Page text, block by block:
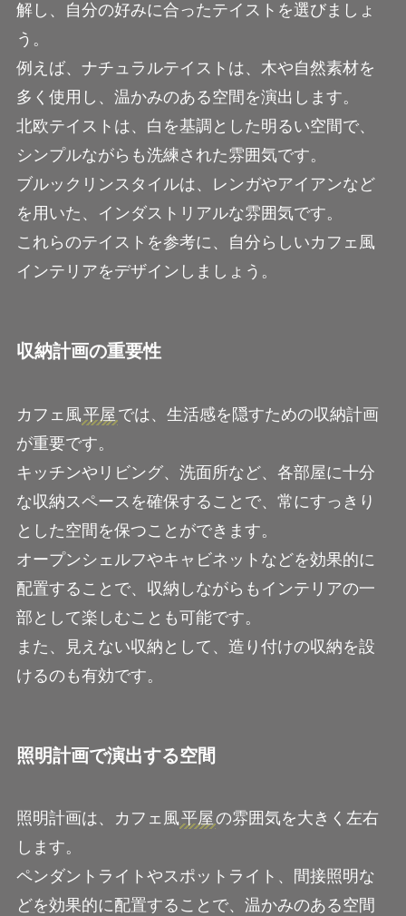
解し、自分の好みに合ったテイストを選びましょ
う。
例えば、ナチュラルテイストは、木や自然素材を
多く使用し、温かみのある空間を演出します。
北欧テイストは、白を基調とした明るい空間で、
シンプルながらも洗練された雰囲気です。
ブルックリンスタイルは、レンガやアイアンなど
を用いた、インダストリアルな雰囲気です。
これらのテイストを参考に、自分らしいカフェ風
インテリアをデザインしましょう。
収納計画の重要性
カフェ風平屋 では、生活感を隠すための収納計画
が重要です。
キッチンやリビング、洗面所など、各部屋に十分
な収納スペースを確保することで、常にすっきり
とした空間を保つことができます。
オープンシェルフやキャビネットなどを効果的に
配置することで、収納しながらもインテリアの一
部として楽しむことも可能です。
また、見えない収納として、造り付けの収納を設
けるのも有効です。
照明計画で演出する空間
照明計画は、カフェ風平屋の雰囲気を大きく左右
します。
ペンダントライトやスポットライト、間接照明な
どを効果的に配置することで、温かみのある空間